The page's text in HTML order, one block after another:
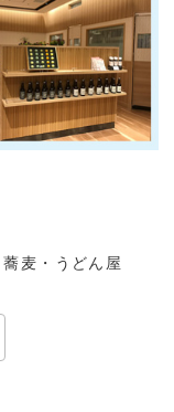
蕎麦・うどん屋